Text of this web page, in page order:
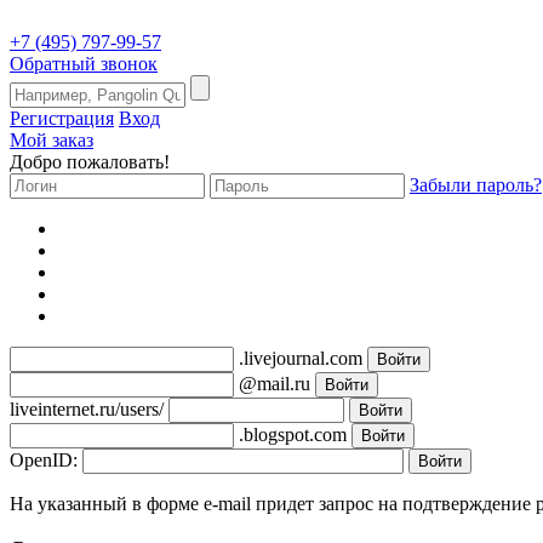
+7 (495) 797-99-57
Обратный звонок
Регистрация Вход
Мой заказ
Добро пожаловать!
Забыли пароль?
.livejournal.com
@mail.ru
liveinternet.ru/users/
.blogspot.com
OpenID:
На указанный в форме e-mail придет запрос на подтверждение